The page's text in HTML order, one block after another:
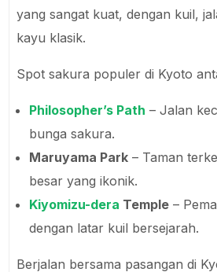
yang sangat kuat, dengan kuil,
kayu klasik.
Spot sakura populer di Kyoto
Philosopher’s Path – Jalan
bunga sakura.
Maruyama Park – Taman
besar yang ikonik.
Kiyomizu-dera Temple –
dengan latar kuil bersejarah.
Berjalan bersama pasangan di